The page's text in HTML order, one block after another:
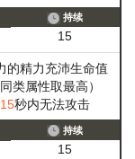
持续
15
的精力充沛生命值
类属性取最高）
15秒内无法攻击
持续
15